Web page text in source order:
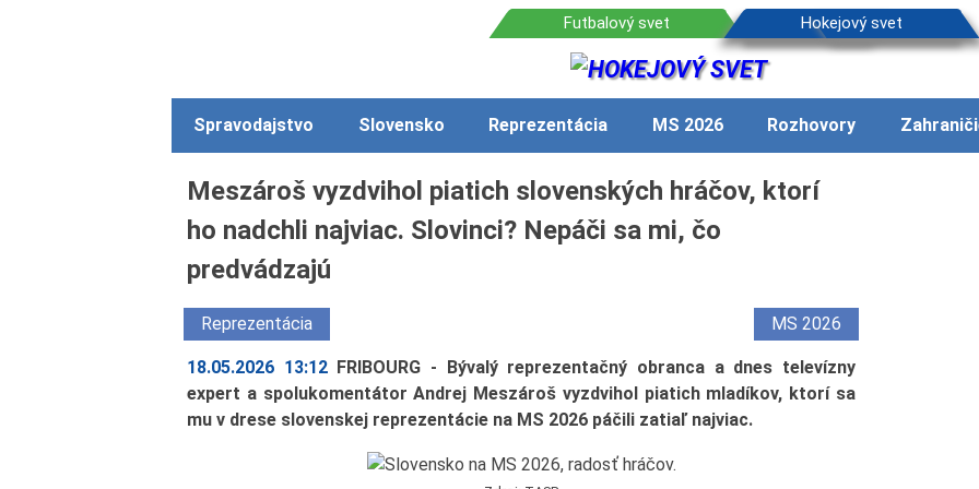
Spravodajstvo Slovensko Reprezentácia MS 2026 Rozhovory
Meszároš vyzdvihol piatich slovenských hráčov, ktorí
ho nadchli najviac. Slovinci? Nepáči sa mi, čo
predvádzajú
Reprezentácia MS 2026
18.05.2026 13:12 FRIBOURG - Bývalý reprezentačný obranca a dnes televízny
expert a spolukomentátor Andrej Meszároš vyzdvihol piatich mladíkov, ktorí sa
mu v drese slovenskej reprezentácie na MS 2026 páčili zatiaľ najviac.